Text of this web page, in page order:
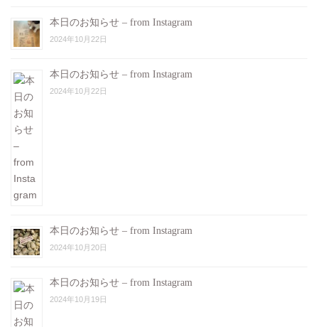
本日のお知らせ – from Instagram
2024年10月22日
本日のお知らせ – from Instagram
2024年10月22日
本日のお知らせ – from Instagram
2024年10月20日
本日のお知らせ – from Instagram
2024年10月19日